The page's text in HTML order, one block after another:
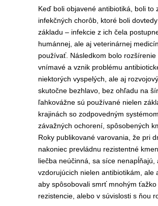
Keď boli objavené antibiotiká, boli to
infekčných chorôb, ktoré boli
základu – infekcie z ich čela
humánnej, ale aj veterinárnej
používať. Následkom bolo
vnímavé a vznik problému
niektorých vyspelých, ale aj
skutočne bezhlavo, bez ohľadu na
ľahkovážne sú používané nielen
krajinách so zodpovedným
závažných ochorení, spôsobených
Roky publikované varovania, že pri
nakoniec prevládnu rezistentné
liečba neúčinná, sa síce nenapĺňajú,
vzdorujúcich nielen antibiotikám, ale
aby spôsobovali smrť mnohým
rezistencie, alebo v súvislosti s ňou